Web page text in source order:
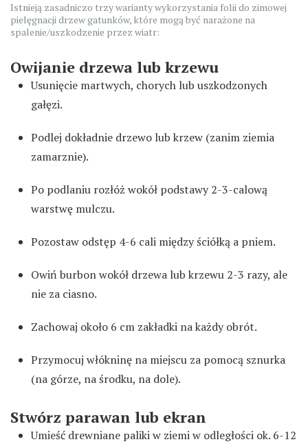
Istnieją zasadniczo trzy warianty wykorzystania folii do zimowej
pielęgnacji drzew gatunków, które mogą być narażone na
spalenie/uszkodzenie przez wiatr:
Owijanie drzewa lub krzewu
Usunięcie martwych, chorych lub uszkodzonych
gałęzi.
Podlej dokładnie drzewo lub krzew (zanim ziemia
zamarznie).
Po podlaniu rozłóż wokół podstawy 2-3-calową
warstwę mulczu.
Pozostaw odstęp 4-6 cali między ściółką a pniem.
Owiń burbon wokół drzewa lub krzewu 2-3 razy, ale
nie za ciasno.
Zachowaj około 6 cm zakładki na każdy obrót.
Przymocuj włókninę na miejscu za pomocą sznurka
(na górze, na środku, na dole).
Stwórz parawan lub ekran
Umieść drewniane paliki w ziemi w odległości ok. 6-12